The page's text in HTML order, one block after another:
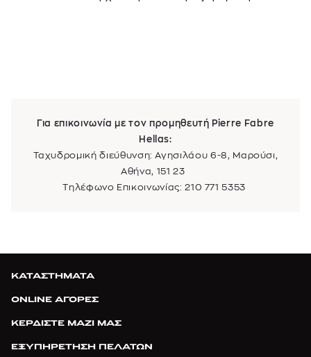
Για επικοινωνία με τον προμηθευτή Pierre Fabre
Hellas:
Ταχυδρομική διεύθυνση: Αγησιλάου 6-8, Μαρούσι,
Αθήνα, 151 23
Τηλέφωνο Επικοινωνίας: 210 771 5353
ΚΑΤΑΣΤΗΜΑΤΑ
ONLINE ΑΓΟΡΕΣ
ΚΕΡΔΙΣΤΕ ΜΑΖΙ ΜΑΣ
ΕΞΥΠΗΡΕΤΗΣΗ ΠΕΛΑΤΩΝ